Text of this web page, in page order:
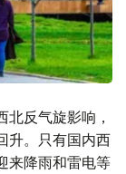
反气旋影响，
升。只有国内西
来降雨和雷电等